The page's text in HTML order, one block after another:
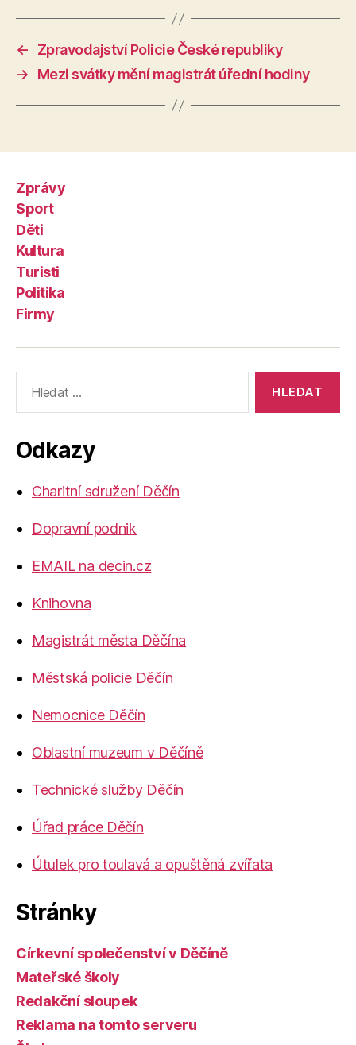
←
Zpravodajství Policie České republiky
→
Mezi svátky mění magistrát úřední hodiny
Zprávy
Sport
Děti
Kultura
Turisti
Politika
Firmy
vyhledávání:
Odkazy
Charitní sdružení Děčín
Dopravní podnik
EMAIL na decin.cz
Knihovna
Magistrát města Děčína
Městská policie Děčín
Nemocnice Děčín
Oblastní muzeum v Děčíně
Technické služby Děčín
Úřad práce Děčín
Útulek pro toulavá a opuštěná zvířata
Stránky
Církevní společenství v Děčíně
Mateřské školy
Redakční sloupek
Reklama na tomto serveru